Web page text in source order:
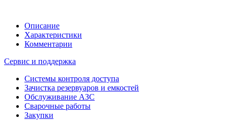
Описание
Характеристики
Комментарии
Сервис и поддержка
Системы контроля доступа
Зачистка резервуаров и емкостей
Обслуживание АЗС
Сварочные работы
Закупки